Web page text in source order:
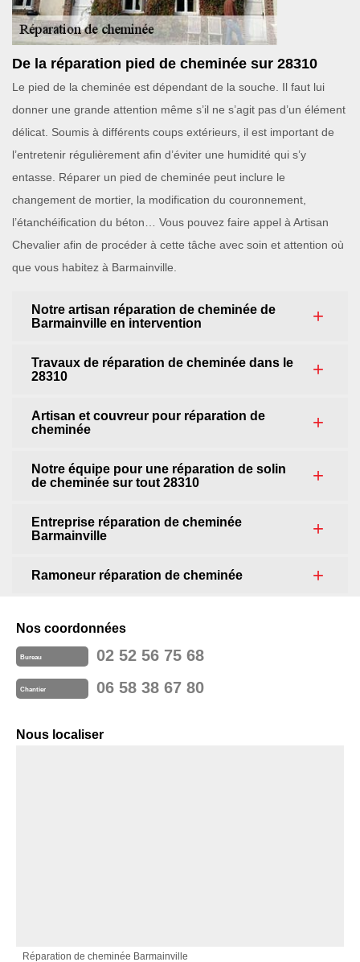
De la réparation pied de cheminée sur 28310
Le pied de la cheminée est dépendant de la souche. Il faut lui
donner une grande attention même s’il ne s’agit pas d’un élément
délicat. Soumis à différents coups extérieurs, il est important de
l’entretenir régulièrement afin d’éviter une humidité qui s’y
entasse. Réparer un pied de cheminée peut inclure le
changement de mortier, la modification du couronnement,
l’étanchéification du béton… Vous pouvez faire appel à Artisan
Chevalier afin de procéder à cette tâche avec soin et attention où
que vous habitez à Barmainville.
Notre artisan réparation de cheminée de
Barmainville en intervention
Travaux de réparation de cheminée dans le
28310
Artisan et couvreur pour réparation de
cheminée
Notre équipe pour une réparation de solin
de cheminée sur tout 28310
Entreprise réparation de cheminée
Barmainville
Ramoneur réparation de cheminée
Nos coordonnées
Bureau 02 52 56 75 68
Chantier 06 58 38 67 80
Nous localiser
Réparation de cheminée Barmainville